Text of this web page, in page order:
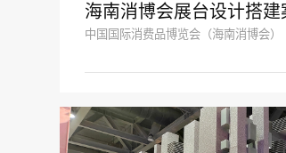
中国国际消费品博览会（海南消博会）